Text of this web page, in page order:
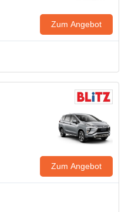
Zum Angebot
Zum Angebot